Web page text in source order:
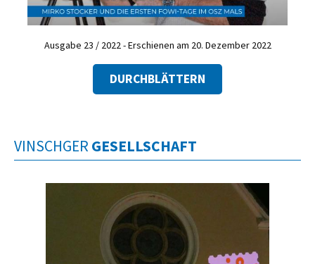
Ausgabe 23 / 2022 - Erschienen am 20. Dezember 2022
DURCHBLÄTTERN
VINSCHGER GESELLSCHAFT